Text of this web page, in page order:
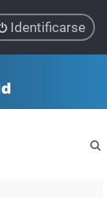
Identificarse